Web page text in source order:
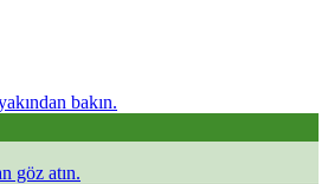
bakın.
göz atın.